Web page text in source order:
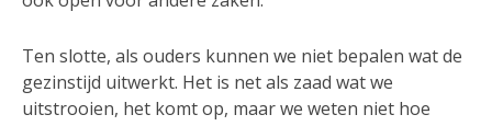
Ten slotte, als ouders kunnen we niet bepalen wat de
gezinstijd uitwerkt. Het is net als zaad wat we
uitstrooien, het komt op, maar we weten niet hoe